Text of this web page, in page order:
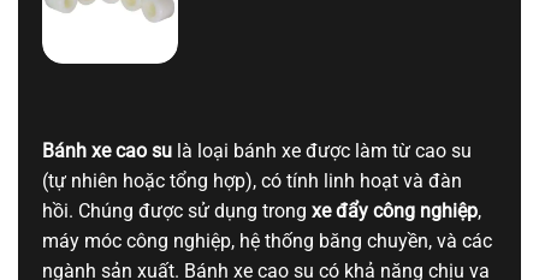
Bánh xe cao su là loại bánh xe được làm từ cao su
(tự nhiên hoặc tổng hợp), có tính linh hoạt và đàn
hồi. Chúng được sử dụng trong xe đẩy công nghiệp,
máy móc công nghiệp, hệ thống băng chuyền, và các
ngành sản xuất. Bánh xe cao su có khả năng chịu va